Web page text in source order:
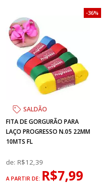
SALDÃO
FITA DE GORGURÃO PARA
LAÇO PROGRESSO N.05 22MM
10MTS FL
de:R$12,39
A PARTIR DE: R$7,99
36%